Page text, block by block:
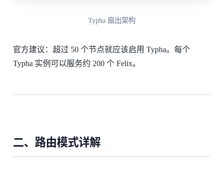
Typha 扇出架构
官方建议：超过 50 个节点就应该启用 Typha。每个
Typha 实例可以服务约 200 个 Felix。
二、路由模式详解